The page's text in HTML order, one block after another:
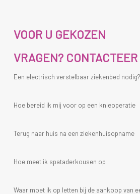
VOOR U GEKOZEN
VRAGEN?
Een electrisch verstelbaar ziekenbed nodig?
Hoe bereid ik mij voor op een knieoperatie
Terug naar huis na een ziekenhuisopname
Hoe meet ik spataderkousen op
Waar moet ik op letten bij de aankoop van